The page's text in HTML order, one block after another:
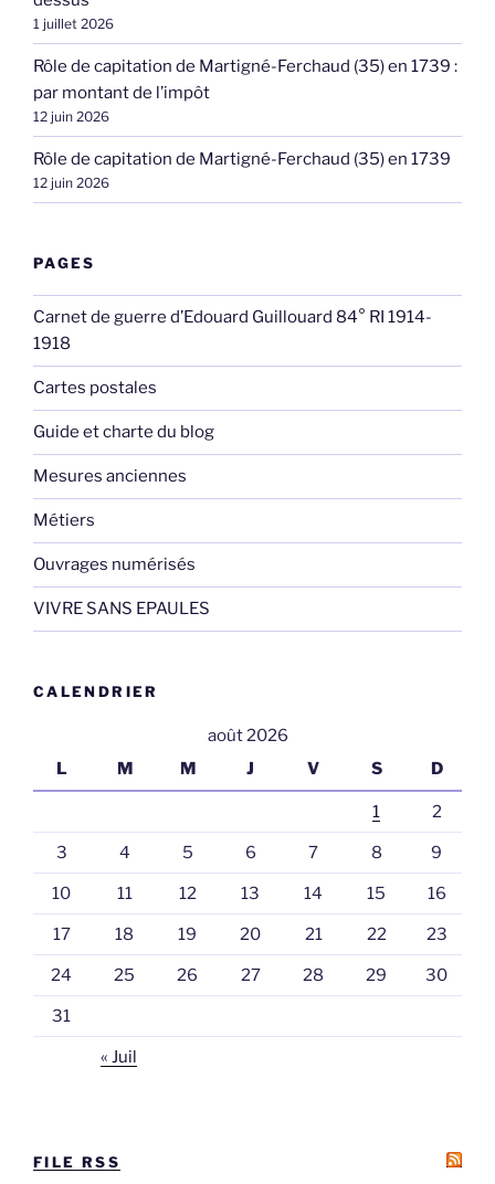
1 juillet 2026
Rôle de capitation de Martigné-Ferchaud (35) en 1739 :
par montant de l’impôt
12 juin 2026
Rôle de capitation de Martigné-Ferchaud (35) en 1739
12 juin 2026
PAGES
Carnet de guerre d’Edouard Guillouard 84° RI 1914-
1918
Cartes postales
Guide et charte du blog
Mesures anciennes
Métiers
Ouvrages numérisés
VIVRE SANS EPAULES
CALENDRIER
août 2026
L
M M J V S D
1 2
3 4 5 6 7 8 9
10 11 12 13 14 15 16
17 18 19 20 21 22 23
24 25 26 27 28 29 30
31
« Juil
FILE RSS